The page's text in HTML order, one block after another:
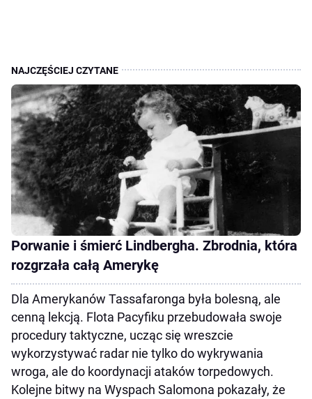
Porwanie i śmierć Lindbergha. Zbrodnia, która
rozgrzała całą Amerykę
Dla Amerykanów Tassafaronga była bolesną, ale
cenną lekcją. Flota Pacyfiku przebudowała swoje
procedury taktyczne, ucząc się wreszcie
wykorzystywać radar nie tylko do wykrywania
wroga, ale do koordynacji ataków torpedowych.
Kolejne bitwy na Wyspach Salomona pokazały, że